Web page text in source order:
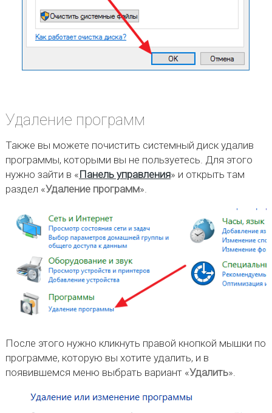
Удаление программ
Также вы можете почистить системный диск удалив
программы, которыми вы не пользуетесь. Для этого
нужно зайти в «Панель управления» и открыть там
раздел «Удаление программ».
После этого нужно кликнуть правой кнопкой мышки по
программе, которую вы хотите удалить, и в
появившемся меню выбрать вариант «Удалить».